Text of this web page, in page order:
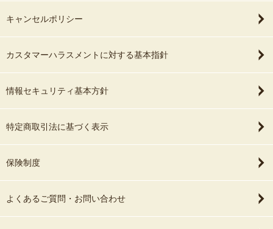
キャンセルポリシー
カスタマーハラスメントに対する基本指針
情報セキュリティ基本方針
特定商取引法に基づく表示
保険制度
よくあるご質問・お問い合わせ